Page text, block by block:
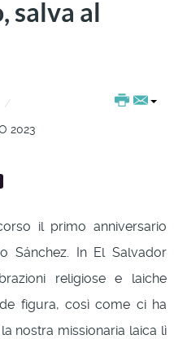
salva al
2023
il primo anniversario
Sánchez. In El Salvador
religiose e laiche
figura, così come ci ha
nostra missionaria laica lì